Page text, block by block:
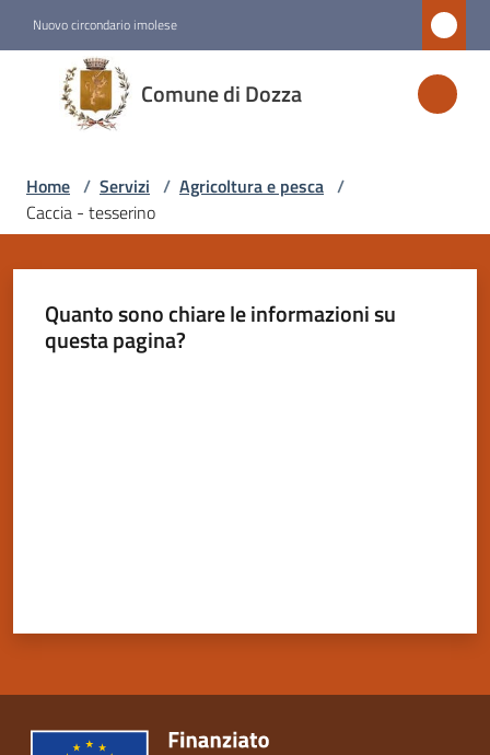
Nuovo circondario imolese
Comune di Dozza
Comune
di
Dozza
Amministrazione
Servizi
on-
Home / Servizi / Agricoltura e pesca /
Caccia - tesserino
Quanto sono chiare le informazioni su
questa pagina?